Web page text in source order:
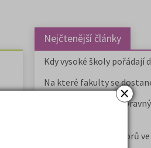
×
Nejčtenější články
Kdy vysoké školy pořádají
Na které fakulty se
Samostudium vs.
Prestiž a vnímání oborů